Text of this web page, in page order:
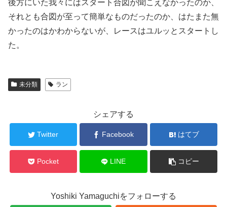
後方にいた我々にはスタート合図が聞こえなかったのか、
それとも合図が至って簡単なものだったのか、はたまた無
かったのはかわからないが、レースはユルッとスタートし
た。
未分類 ラン
シェアする
Twitter Facebook はてブ
Pocket LINE コピー
Yoshiki Yamaguchiをフォローする